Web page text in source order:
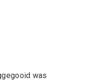
was